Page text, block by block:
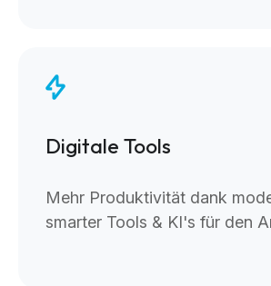
Digitale Tools
Mehr Produktivität dank
smarter Tools & KI's für den